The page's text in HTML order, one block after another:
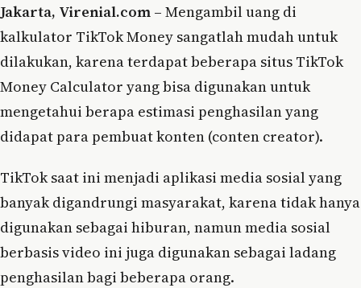
Jakarta, Virenial.com – Mengambil uang di
kalkulator TikTok Money sangatlah mudah untuk
dilakukan, karena terdapat beberapa situs TikTok
Money Calculator yang bisa digunakan untuk
mengetahui berapa estimasi penghasilan yang
didapat para pembuat konten (conten creator).
TikTok saat ini menjadi aplikasi media sosial yang
banyak digandrungi masyarakat, karena tidak hanya
digunakan sebagai hiburan, namun media sosial
berbasis video ini juga digunakan sebagai ladang
penghasilan bagi beberapa orang.